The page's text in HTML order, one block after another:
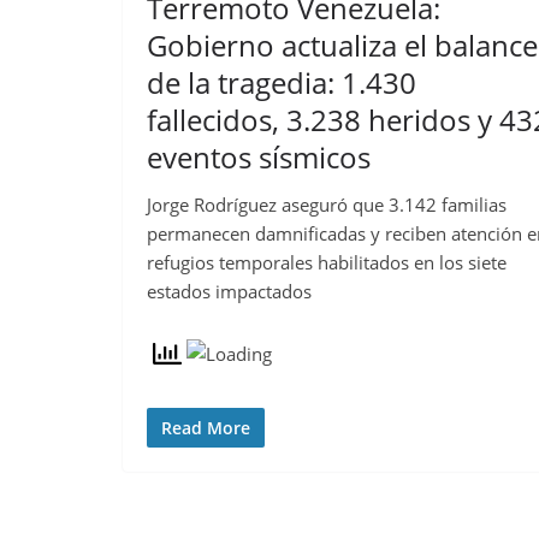
Gobierno actualiza el balance
de la tragedia: 1.430
fallecidos, 3.238 heridos y
eventos sísmicos
Jorge Rodríguez aseguró que 3.142 familias
permanecen damnificadas y reciben atención
refugios temporales habilitados en los siete
estados impactados
Read More